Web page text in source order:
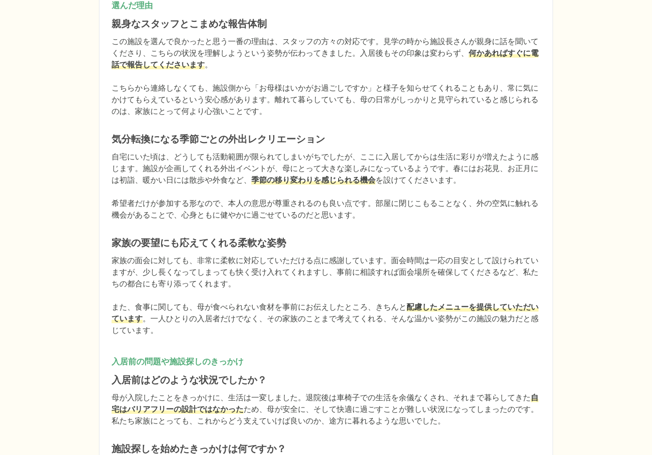
選んだ理由
親身なスタッフとこまめな報告体制
この施設を選んで良かったと思う一番の理由は、スタッフの方々の対応です。見学の時から施設長さんが親身に話を聞いて
くださり、こちらの状況を理解しようという姿勢が伝わってきました。入居後もその印象は変わらず、 何かあればすぐに電
話で報告してくださいます。
こちらから連絡しなくても、施設側から「お母様はいかがお過ごしですか」と様子を知らせてくれることもあり、常に気に
かけてもらえているという安心感があります。離れて暮らしていても、母の日常がしっかりと見守られていると感じられる
のは、家族にとって何より心強いことです。
気分転換になる季節ごとの外出レクリエーション
自宅にいた頃は、どうしても活動範囲が限られてしまいがちでしたが、ここに入居してからは生活に彩りが増えたように感
じます。施設が企画してくれる外出イベントが、母にとって大きな楽しみになっているようです。春にはお花見、お正月に
は初詣、暖かい日には散歩や外食など、 季節の移り変わりを感じられる機会を設けてくださいます。
希望者だけが参加する形なので、本人の意思が尊重されるのも良い点です。部屋に閉じこもることなく、外の空気に触れる
機会があることで、心身ともに健やかに過ごせているのだと思います。
家族の要望にも応えてくれる柔軟な姿勢
家族の面会に対しても、非常に柔軟に対応していただける点に感謝しています。面会時間は一応の目安として設けられてい
ますが、少し長くなってしまっても快く受け入れてくれますし、事前に相談すれば面会場所を確保してくださるなど、私た
ちの都合にも寄り添ってくれます。
また、食事に関しても、母が食べられない食材を事前にお伝えしたところ、きちんと配慮したメニューを提供していただい
ています。一人ひとりの入居者だけでなく、その家族のことまで考えてくれる、そんな温かい姿勢がこの施設の魅力だと感
じています。
入居前の問題や施設探しのきっかけ
入居前はどのような状況でしたか？
母が入院したことをきっかけに、生活は一変しました。退院後は車椅子での生活を余儀なくされ、それまで暮らしてきた自
宅はバリアフリーの設計ではなかったため、母が安全に、そして快適に過ごすことが難しい状況になってしまったのです。
私たち家族にとっても、これからどう支えていけば良いのか、途方に暮れるような思いでした。
施設探しを始めたきっかけは何ですか？